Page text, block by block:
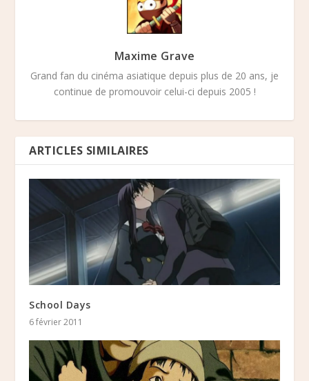
Maxime Grave
Grand fan du cinéma asiatique depuis plus de 20 ans, je
continue de promouvoir celui-ci depuis 2005 !
ARTICLES SIMILAIRES
School Days
6 février 2011